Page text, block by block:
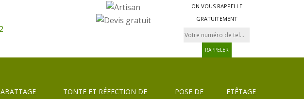
ON VOUS RAPPELLE
GRATUITEMENT
ABATTAGE
TONTE ET RÉFECTION DE
POSE DE
ETÊTAGE